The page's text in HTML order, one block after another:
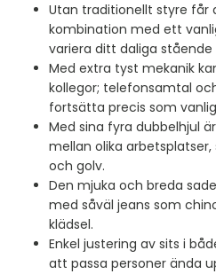
Utan traditionellt styre får
kombination med ett
variera ditt daliga
Med extra tyst mekanik
kollegor; telefonsamtal
fortsätta precis som
Med sina fyra dubbelhjul
mellan olika
och golv.
Den mjuka och breda
med såväl jeans som
klädsel.
Enkel justering av sits i
att passa personer ända